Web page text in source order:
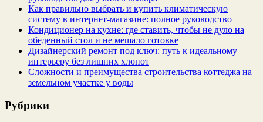
Как правильно выбрать и купить климатическую
систему в интернет‑магазине: полное руководство
Кондиционер на кухне: где ставить, чтобы не дуло на
обеденный стол и не мешало готовке
Дизайнерский ремонт под ключ: путь к идеальному
интерьеру без лишних хлопот
Сложности и преимущества строительства коттеджа на
земельном участке у воды
Рубрики